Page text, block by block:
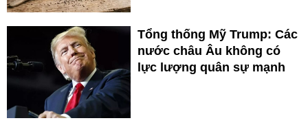
Tổng thống Mỹ Trump: Các
nước châu Âu không có
lực lượng quân sự mạnh